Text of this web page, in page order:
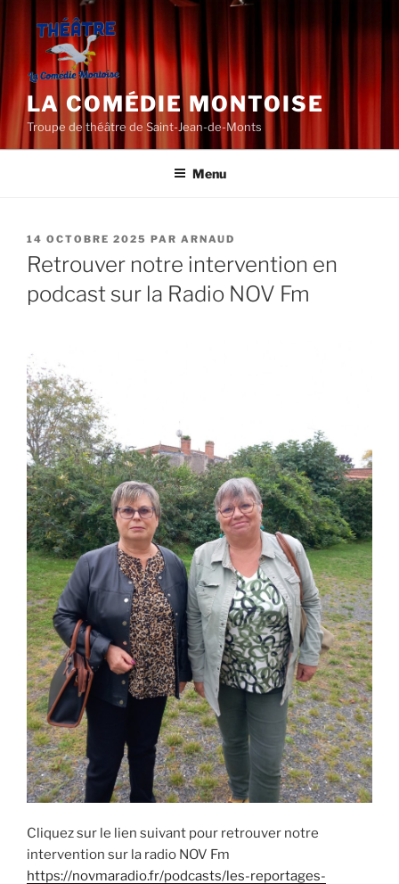
contenu
principal
LA COMÉDIE MONTOISE
Troupe de théâtre de Saint-Jean-de-Monts
Menu
PUBLIÉ
LE
14 OCTOBRE 2025 PAR ARNAUD
Retrouver notre intervention en
podcast sur la Radio NOV Fm
Cliquez sur le lien suivant pour retrouver notre
intervention sur la radio NOV Fm
https://novmaradio.fr/podcasts/les-reportages-